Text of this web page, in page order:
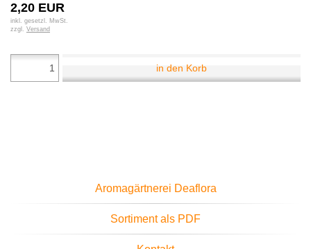
2,20 EUR
inkl. gesetzl. MwSt.
zzgl. Versand
in den Korb
Aromagärtnerei Deaflora
Sortiment als PDF